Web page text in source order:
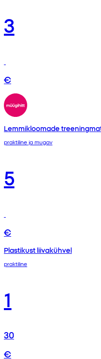
3
€
Lemmikloomade
praktiline ja mugav
5
€
Plastikust liivakühvel
praktiline
1
30
€